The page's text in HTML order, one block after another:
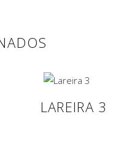
LAREIRA 3